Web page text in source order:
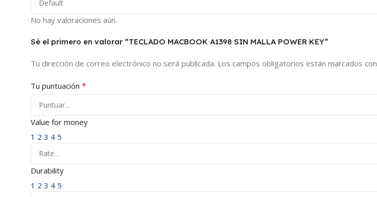
No hay valoraciones aún.
Sé el primero en valorar “TECLADO MACBOOK A1398 SIN MALLA POWER KEY”
Tu dirección de correo electrónico no será publicada. Los campos obligatorios están marcados con
Tu puntuación *
Value for money
1 2 3 4 5
Durability
1 2 3 4 5